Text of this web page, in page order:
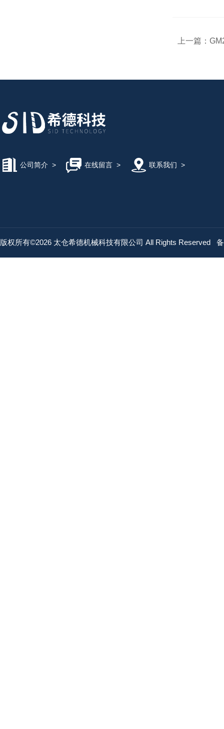
上一篇：
公司简介 > 在线留言> 联系我们 >
版权所有©2026 太仓希德机械科技有限公司 All Rights Reserved